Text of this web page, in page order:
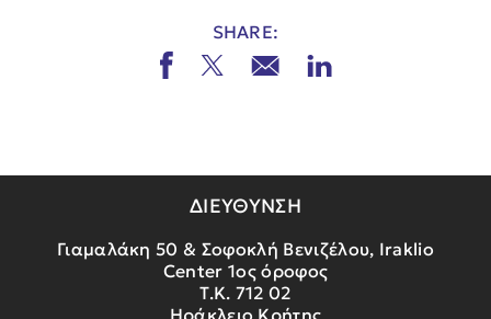
SHARE:
ΔΙΕΥΘΥΝΣΗ
Γιαμαλάκη 50 & Σοφοκλή Βενιζέλου, Iraklio
Center 1ος όροφος
Τ.Κ. 712 02
Ηράκλειο Κρήτης